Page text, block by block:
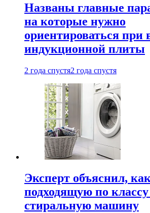
Названы главные
на которые нужно
ориентироваться при
индукционной плиты
2 года спустя2 года спустя
Эксперт объяснил,
подходящую по
стиральную машину